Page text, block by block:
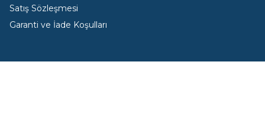
Satış Sözleşmesi
Garanti ve İade Koşulları